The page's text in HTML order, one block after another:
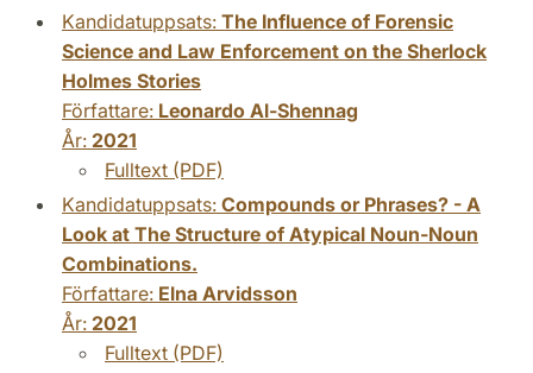
Kandidatuppsats: The Influence of Forensic
Science and Law Enforcement on the Sherlock
Holmes Stories
Författare: Leonardo Al-Shennag
År: 2021
Fulltext (PDF)
Kandidatuppsats: Compounds or Phrases? - A
Look at The Structure of Atypical Noun-Noun
Combinations.
Författare: Elna Arvidsson
År: 2021
Fulltext (PDF)